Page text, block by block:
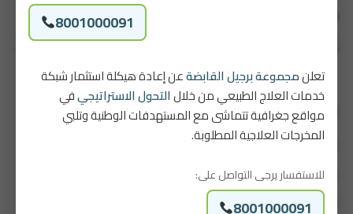
روابط سريعة
باقاتنا
اتصل بنا
8001000091
تعلنمجموعة برجيل القابضةعن إعادة هيكلة استثمار شبكة
خدمات العلاج الطبيعي من خلالالتحول الاستراتيجيفي
مواقع جغرافية تتماشى مع المستهدفات الوطنية وتلبي
المخرجات العلاجية المطلوبة.
للاستفسار يرجى التواصل على:
8001000091